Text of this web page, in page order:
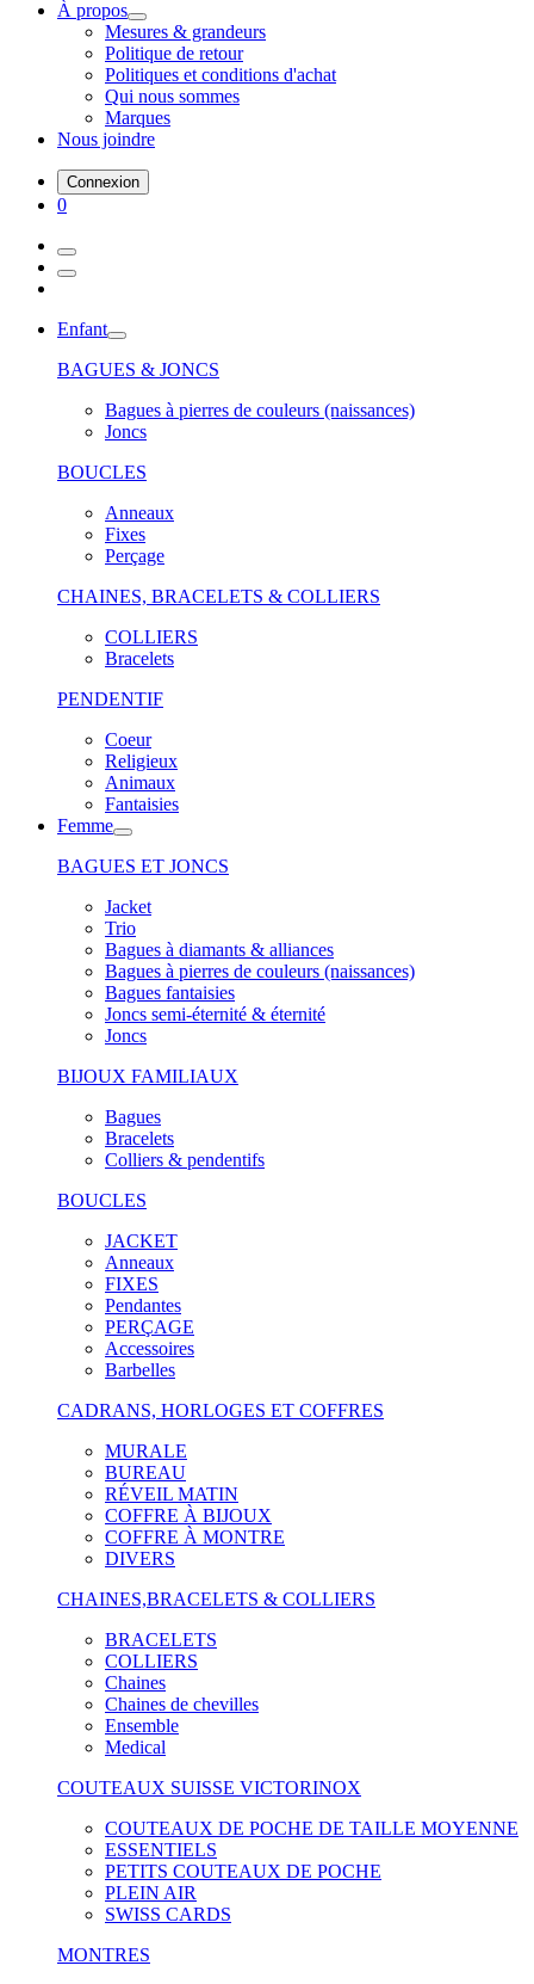
À propos
Mesures & grandeurs
Politique de retour
Politiques et conditions d'achat
Qui nous sommes
Marques
Nous joindre
Connexion
0
Enfant
BAGUES & JONCS
Bagues à pierres de couleurs (naissances)
Joncs
BOUCLES
Anneaux
Fixes
Perçage
CHAINES, BRACELETS & COLLIERS
COLLIERS
Bracelets
PENDENTIF
Coeur
Religieux
Animaux
Fantaisies
Femme
BAGUES ET JONCS
Jacket
Trio
Bagues à diamants & alliances
Bagues à pierres de couleurs (naissances)
Bagues fantaisies
Joncs semi-éternité & éternité
Joncs
BIJOUX FAMILIAUX
Bagues
Bracelets
Colliers & pendentifs
BOUCLES
JACKET
Anneaux
FIXES
Pendantes
PERÇAGE
Accessoires
Barbelles
CADRANS, HORLOGES ET COFFRES
MURALE
BUREAU
RÉVEIL MATIN
COFFRE À BIJOUX
COFFRE À MONTRE
DIVERS
CHAINES,BRACELETS & COLLIERS
BRACELETS
COLLIERS
Chaines
Chaines de chevilles
Ensemble
Medical
COUTEAUX SUISSE VICTORINOX
COUTEAUX DE POCHE DE TAILLE MOYENNE
ESSENTIELS
PETITS COUTEAUX DE POCHE
PLEIN AIR
SWISS CARDS
MONTRES